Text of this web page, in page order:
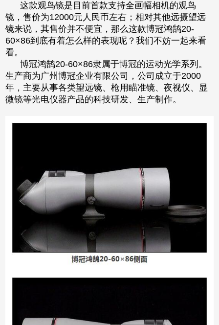
这款观鸟镜是目前首款支持全画幅相机的观鸟
镜，售价为12000元人民币左右；相对其他远摄望远
镜来说，其售价并不便宜，那么这款博冠鸿鹄20-
60×86到底有着怎么样的表现呢？我们不妨一起来看
看。
博冠鸿鹄20-60×86隶属于博冠的运动光学系列。
生产商为广州博冠企业有限公司，公司成立于2000
年，主要从事各类望远镜、枪用瞄准镜、夜视仪、显
微镜等光电仪器产品的科技研发、生产制作。